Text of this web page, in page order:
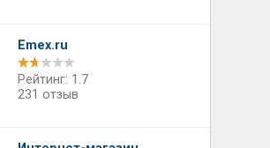
Emex.ru
Рейтинг: 1.7
231 отзыв